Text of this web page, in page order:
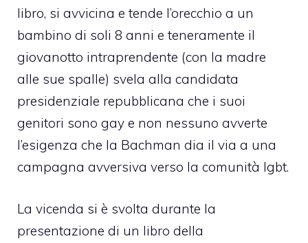
libro, si avvicina e tende l’orecchio a un
bambino di soli 8 anni e teneramente il
giovanotto intraprendente (con la madre
alle sue spalle) svela alla candidata
presidenziale repubblicana che i suoi
genitori sono gay e non nessuno avverte
l’esigenza che la Bachman dia il via a una
campagna avversiva verso la comunità lgbt.
La vicenda si è svolta durante la
presentazione di un libro della